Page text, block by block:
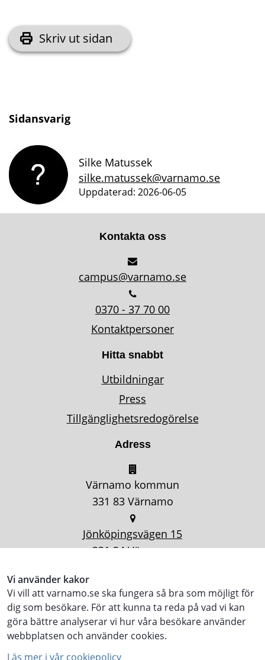
Vi använder kakor
Vi vill att varnamo.se ska fungera så bra som möjligt för
dig som besökare. För att kunna ta reda på vad vi kan
göra bättre analyserar vi hur våra besökare använder
webbplatsen och använder cookies.
Läs mer i vår cookiepolicy
Skriv ut sidan
Sidansvarig
Silke Matussek
silke.matussek@varnamo.se
Uppdaterad: 2026-06-05
Kontakta oss
campus@varnamo.se
0370 - 37 70 00
Kontaktpersoner
Hitta snabbt
Utbildningar
Press
Tillgänglighetsredogörelse
Adress
Värnamo kommun
331 83 Värnamo
Jönköpingsvägen 15
331 34 Värnamo